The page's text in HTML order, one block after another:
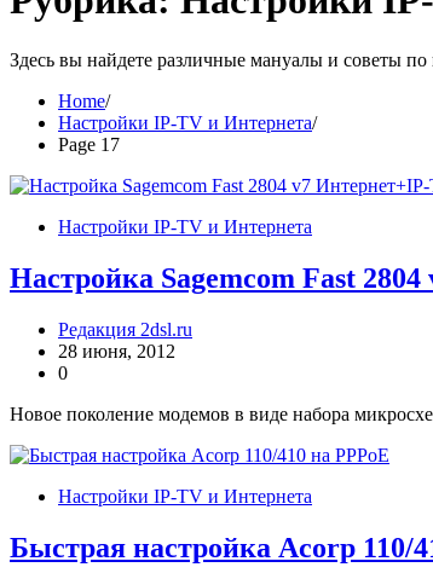
Здесь вы найдете различные мануалы и советы
Home
Настройки IP-TV и Интернета
Page 17
Настройки IP-TV и Интернета
Настройка Sagemcom Fast
Редакция 2dsl.ru
28 июня, 2012
0
Новое поколение модемов в виде набора
Настройки IP-TV и Интернета
Быстрая настройка Acorp 110/